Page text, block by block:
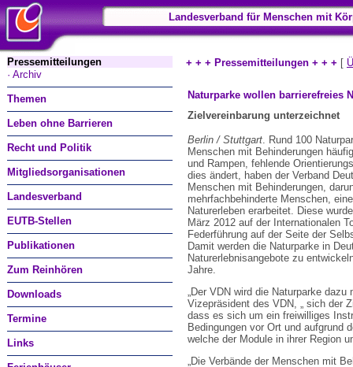
Landesverband für Menschen mit
Pressemitteilungen
· Archiv
Themen
Leben ohne Barrieren
Recht und Politik
Mitgliedsorganisationen
Landesverband
EUTB-Stellen
Publikationen
Zum Reinhören
Downloads
Termine
Links
+ + + Pressemitteilungen + + + [
Naturparke wollen barrierefreies
Zielvereinbarung unterzeichnet
Berlin / Stuttgart. Rund 100
Menschen mit Behinderungen
und Rampen, fehlende
dies ändert, haben der Verband
Menschen mit Behinderungen,
mehrfachbehinderte Menschen,
Naturerleben erarbeitet. Diese
März 2012 auf der Internationalen
Federführung auf der Seite der
Damit werden die Naturparke in
Naturerlebnisangebote zu
Jahre.
„Der VDN wird die Naturparke
Vizepräsident des VDN, „ sich der
dass es sich um ein freiwilliges
Bedingungen vor Ort und aufgrund
welche der Module in ihrer Region
„Die Verbände der Menschen mit